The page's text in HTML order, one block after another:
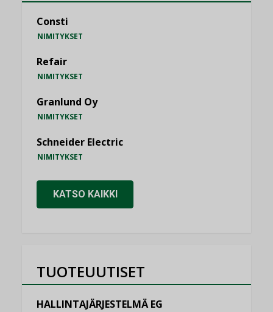
Consti
NIMITYKSET
Refair
NIMITYKSET
Granlund Oy
NIMITYKSET
Schneider Electric
NIMITYKSET
KATSO KAIKKI
TUOTEUUTISET
HALLINTAJÄRJESTELMÄ EG